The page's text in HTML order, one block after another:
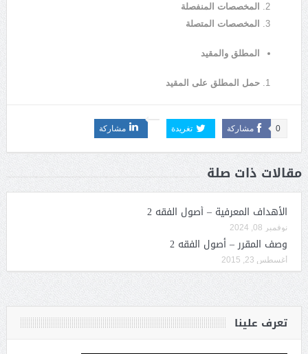
المخصصات المنفصلة
المخصصات المتصلة
المطلق والمقيد
حمل المطلق على المقيد
مشاركة 0 تغريدة مشاركة
مقالات ذات صلة
الأهداف المعرفية – أصول الفقه 2
نوفمبر 08, 2024
وصف المقرر – أصول الفقه 2
أغسطس 23, 2015
تعرف علينا